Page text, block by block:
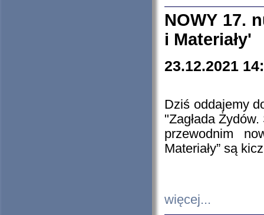
NOWY 17.
i Materiały'
23.12.2021
Dziś oddajemy
"Zagłada
przewodnim
Materiały” są
więcej...